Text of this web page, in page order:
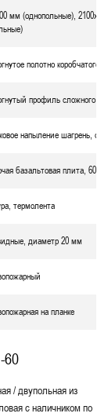
мм (однопольные),
полотно коробчатого
профиль сложного
напыление шагрень,
базальтовая плита, 60
термолента
диаметр 20 мм
на планке
60
/ двупольная из
с наличником по